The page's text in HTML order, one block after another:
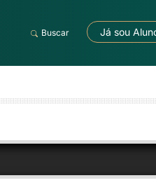
Buscar Já sou